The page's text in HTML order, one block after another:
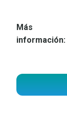
Más
información: